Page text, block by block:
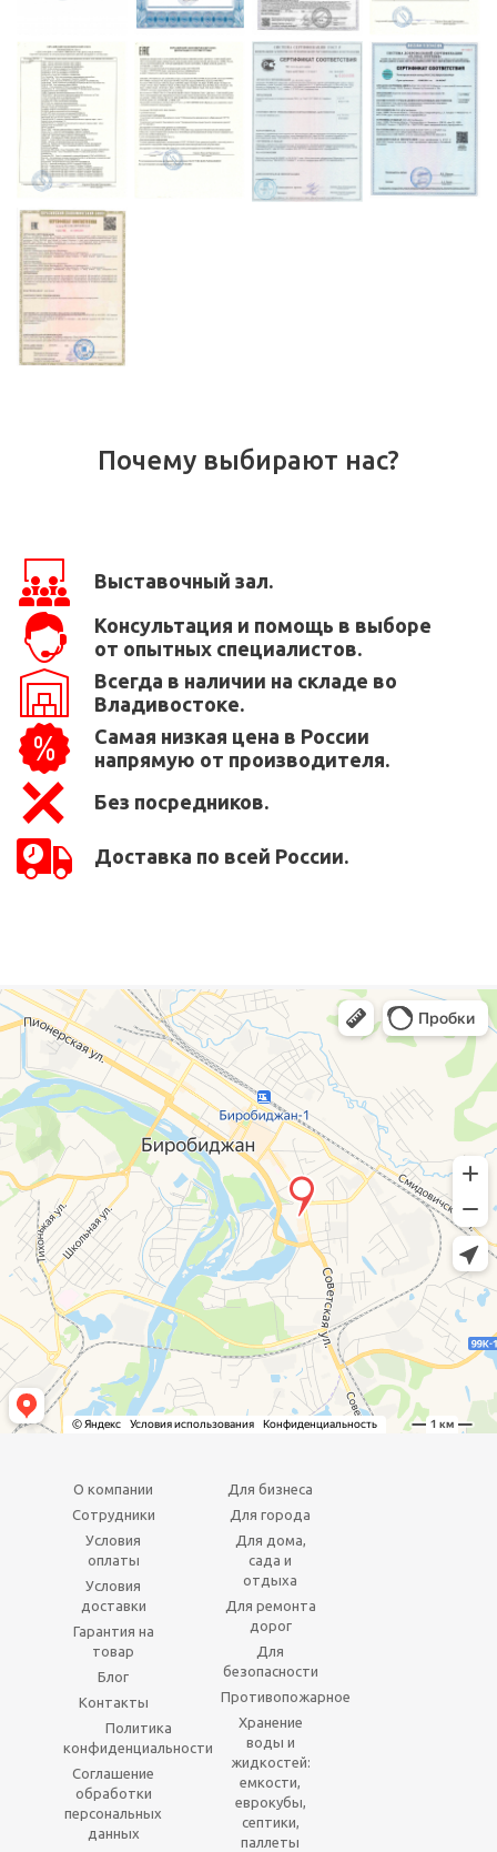
Почему выбирают нас?
Выставочный зал.
Консультация и помощь в выборе
от опытных специалистов.
Всегда в наличии на складе во
Владивостоке.
Самая низкая цена в России
напрямую от производителя.
Без посредников.
Доставка по всей России.
О компании
Сотрудники
Условия
оплаты
Условия
доставки
Гарантия на
товар
Блог
Контакты
Политика
конфиденциальности
Соглашение
обработки
персональных
данных
Для бизнеса
Для города
Для дома,
сада и
отдыха
Для ремонта
дорог
Для
безопасности
Противопожарное
Хранение
воды и
жидкостей:
емкости,
еврокубы,
септики,
паллеты